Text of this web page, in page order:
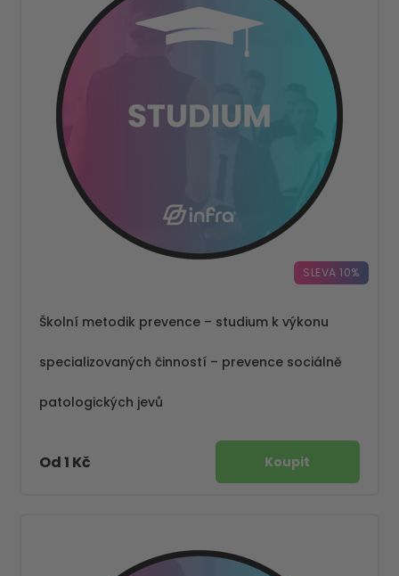
SLEVA 10%
Školní metodik prevence – studium k výkonu
specializovaných činností – prevence sociálně
patologických jevů
Od 1 Kč